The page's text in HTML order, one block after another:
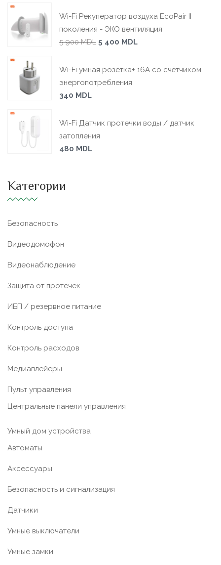
Wi-Fi Рекуператор воздуха EcoPair II
поколения - ЭКО вентиляция
5 900MDL 5 400 MDL
Wi-Fi умная розетка+ 16А со счётчиком
энергопотребления
340 MDL
Wi-Fi Датчик протечки воды / датчик
затопления
480 MDL
Категории
Безопасность
Видеодомофон
Видеонаблюдение
Защита от протечек
ИБП / резервное питание
Контроль доступа
Контроль расходов
Медиаплейеры
Пульт управления
Центральные панели управления
Умный дом устройства
Автоматы
Аксессуары
Безопасность и сигнализация
Датчики
Умные выключатели
Умные замки